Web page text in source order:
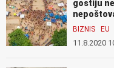
gostiju
BIZNIS EU
11.8.2020